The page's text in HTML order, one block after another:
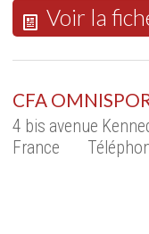
Voir la
CFA
4 bis avenue
France